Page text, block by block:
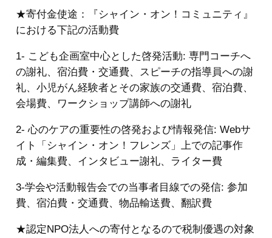
★寄付金使途：『シャイン・オン！コミュニティ』
における下記の活動費
1- こども企画室中心とした啓発活動: 専門コーチへ
の謝礼、宿泊費・交通費、スピーチの指導員への謝
礼、小児がん経験者とその家族の交通費、宿泊費、
会場費、ワークショップ講師への謝礼
2- 心のケアの重要性の啓発および情報発信: Webサ
イト「シャイン・オン！フレンズ」上での記事作
成・編集費、インタビュー謝礼、ライター費
3-学会や活動報告会での当事者目線での発信: 参加
費、宿泊費・交通費、物品輸送費、翻訳費
★認定NPO法人への寄付となるので税制優遇の対象